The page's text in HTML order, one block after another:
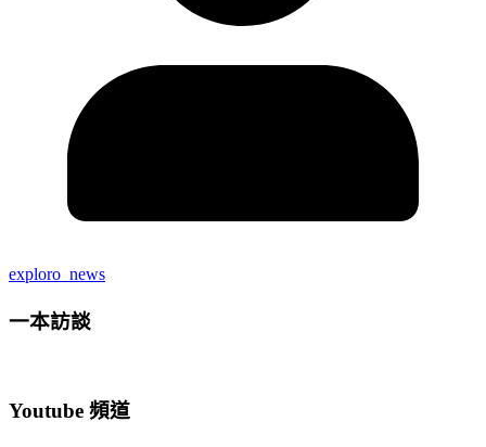
exploro_news
一本訪談
Youtube 頻道